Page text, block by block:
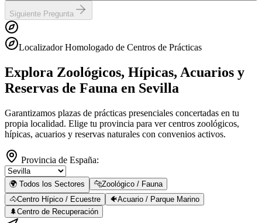
Siguiente Pregunta
Localizador Homologado de Centros de Prácticas
Explora Zoológicos, Hípicas, Acuarios y
Reservas de Fauna en Sevilla
Garantizamos plazas de prácticas presenciales concertadas en tu
propia localidad. Elige tu provincia para ver centros zoológicos,
hípicas, acuarios y reservas naturales con convenios activos.
Provincia de España:
🌍 Todos los Sectores 🐆Zoológico / Fauna
🐴Centro Hípico / Ecuestre 🐠Acuario / Parque Marino
🌲Centro de Recuperación